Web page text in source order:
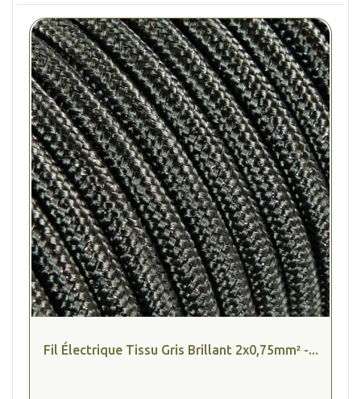
Fil Électrique Tissu Gris Brillant 2x0,75mm² -...